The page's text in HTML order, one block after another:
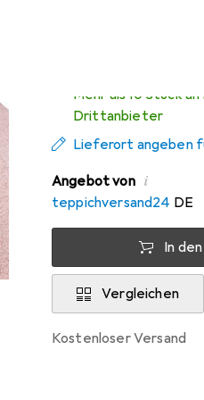
Mehr als 10 Stück
Drittanbieter
Lieferort angeben
Angebot von i
teppichversand24 DE
In
Vergleichen
kostenloser Versand